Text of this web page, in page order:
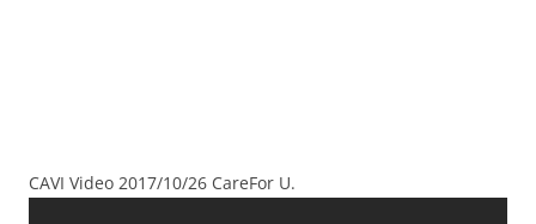
CAVI Video 2017/10/26 CareFor U.